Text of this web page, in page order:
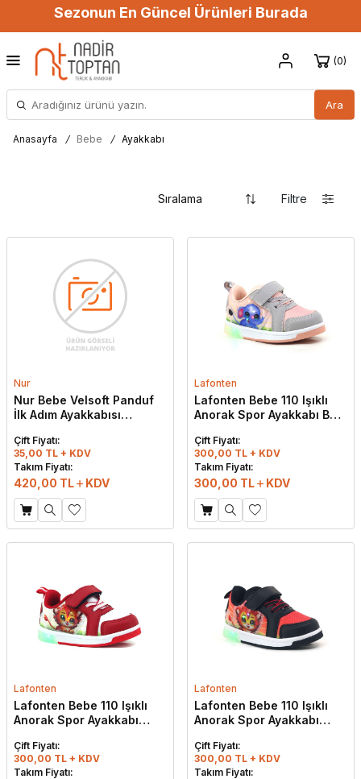
Sezonun En Güncel Ürünleri Burada
Ara
0
Anasayfa / Bebe / Ayakkabı
Filtre
Nur
Nur Bebe Velsoft Panduf
İlk Adım Ayakkabısı
Çift Fiyatı:
35,00 TL + KDV
Takım Fiyatı:
420,00 TL KDV
Lafonten
Lafonten Bebe 110 Işıklı
Anorak Spor Ayakkabı Buz
Çift Fiyatı:
300,00 TL + KDV
Takım Fiyatı:
300,00 TL KDV
Lafonten
Lafonten Bebe 110 Işıklı
Anorak Spor Ayakkabı
Çift Fiyatı:
300,00 TL + KDV
Takım Fiyatı:
Lafonten
Lafonten Bebe 110 Işıklı
Anorak Spor Ayakkabı
Çift Fiyatı:
300,00 TL + KDV
Takım Fiyatı: